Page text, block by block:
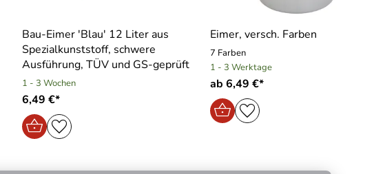
Bau-Eimer ′Blau′ 12 Liter aus
Spezialkunststoff, schwere
Ausführung, TÜV und GS-geprüft
1 - 3 Wochen
6,49 €*
Eimer, versch. Farben
7 Farben
1 - 3 Werktage
ab 6,49 €*